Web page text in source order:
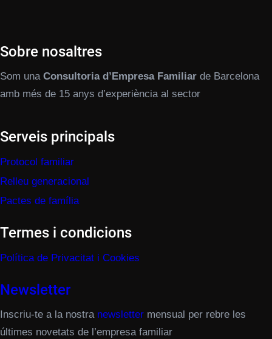
Sobre nosaltres
Som una Consultoria d’Empresa Familiar de Barcelona
amb més de 15 anys d’experiència al sector
Serveis principals
Protocol familiar
Relleu generacional
Pactes de família
Termes i condicions
Política de Privacitat i Cookies
Newsletter
Inscriu-te a la nostra newsletter mensual per rebre les
últimes novetats de l’empresa familiar